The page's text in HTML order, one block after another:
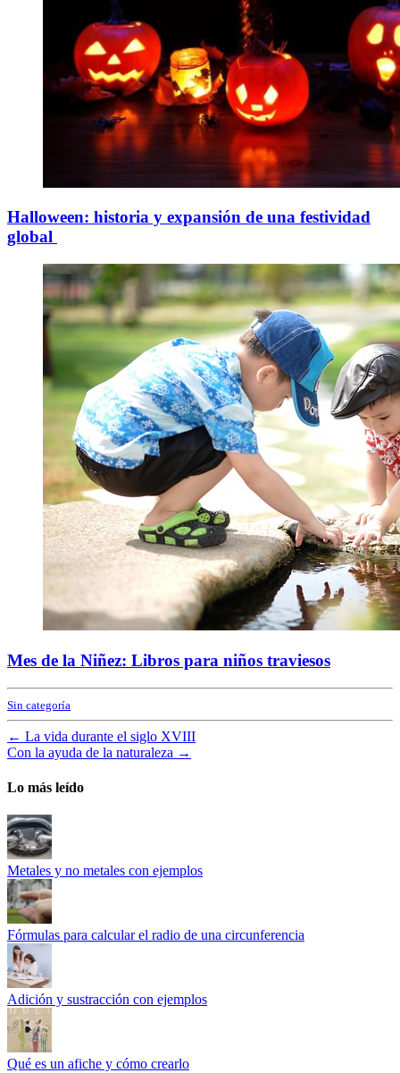
Halloween: historia y expansión de una festividad
global
Mes de la Niñez: Libros para niños traviesos
Sin categoría
← La vida durante el siglo XVIII
Con la ayuda de la naturaleza →
Lo más leído
Metales y no metales con ejemplos
Fórmulas para calcular el radio de una circunferencia
Adición y sustracción con ejemplos
Qué es un afiche y cómo crearlo